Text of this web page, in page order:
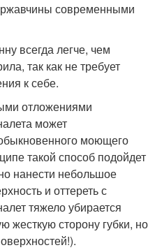
ржавчины современными
всегда легче, чем
так как не требует
к себе.
отложениями
может
моющего
такой способ подойдет
нанести небольшое
и оттереть с
тяжело убирается
жесткую сторону губки, но